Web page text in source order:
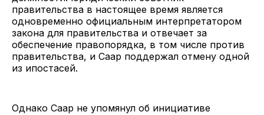
правительства в настоящее время является
одновременно официальным интерпретатором
закона для правительства и отвечает за
обеспечение правопорядка, в том числе против
правительства, и Саар поддержал отмену одной
из ипостасей.
Однако Саар не упомянул об инициативе